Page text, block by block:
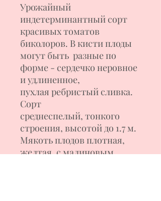
Урожайный
индетерминантный сорт
красивых томатов
биколоров. В кисти плоды
могут быть разные по
форме - сердечко неровное
и удлиненное,
пухлая ребристый сливка.
Сорт
среднеспелый, тонкого
строения, высотой до 1.7 м.
Мякоть плодов плотная,
желтая, с малиновым